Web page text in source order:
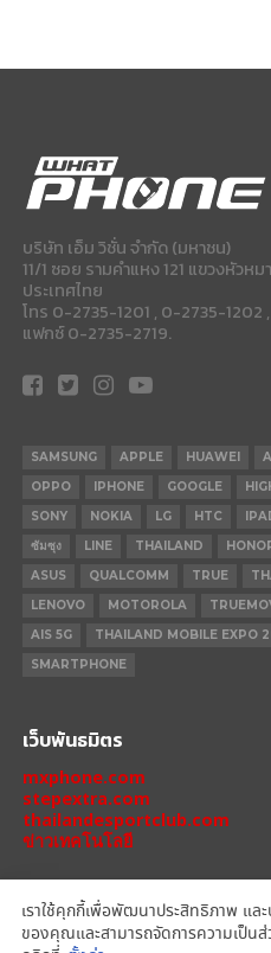
บริษัท เอ็ม วิชั่น จำกัด (มหาชน)
11/1 ซอย รามคำแหง 121 แขวงหัวห
ประเทศไทย
โทร 0-2735-1201 , 0-2735-1202
แฟกซ์ 0-2735-2719.
SAMSUNG APPLE HUAWEI
OPPO
IPHONE GOOGLE
SONY
NOKIA LG HTC
ซัมซุง
LINE THAILAND
ASUS
QUALCOMM TRUE
LENOVO
MOTOROLA
AIS 5G
THAILAND MOBILE EXPO
SMARTPHONE
เว็บพันธมิตร
mxphone.com
stepextra.com
thailandesportclub.com
ข่าวเทคโนโลยี
เราใช้คุกกี้เพื่อพัฒนาประสิทธิภาพ แล
ของคุณและสามารถจัดการความเป็น